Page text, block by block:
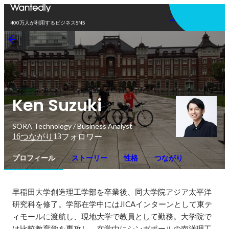
400万人が利用するビジネスSNS
アプリを使う
Ken Suzuki
SORA Technology / Business Analyst
16つながり 13フォロワー
プロフィール ストーリー 性格 つながり
早稲田大学創造理工学部を卒業後、同大学院アジア太平洋
研究科を修了。学部在学中にはJICAインターンとして東テ
ィモールに渡航し、現地大学で教員として勤務。大学院で